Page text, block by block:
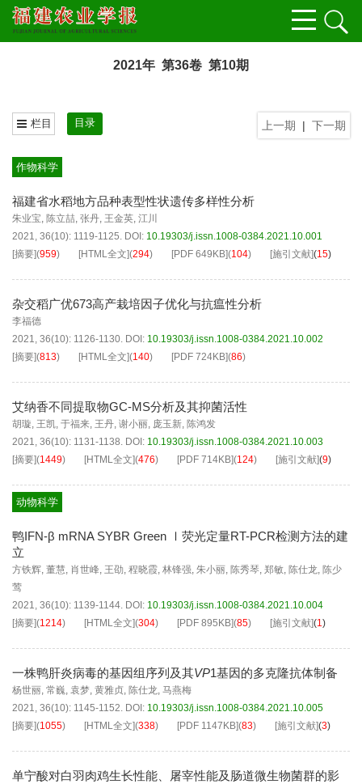
2021年 第36卷 第10期
上一期 | 下一期
栏目 目录
作物科学
福建省水稻地方品种表型性状遗传多样性分析
朱业宝, 陈立喆, 张丹, 王金英, 江川
2021, 36(10): 1119-1125. DOI: 10.19303/j.issn.1008-0384.2021.10.001
[摘要](959) [HTML全文](294) [PDF 649KB](104) [施引文献](15)
杂交稻广优673高产栽培因子优化与抗瘟性分析
李福德
2021, 36(10): 1126-1130. DOI: 10.19303/j.issn.1008-0384.2021.10.002
[摘要](813) [HTML全文](140) [PDF 724KB](86)
艾纳香不同提取物GC-MS分析及其抑菌活性
胡璇, 王凯, 于福来, 王丹, 谢小丽, 庞玉新, 陈鸿发
2021, 36(10): 1131-1138. DOI: 10.19303/j.issn.1008-0384.2021.10.003
[摘要](1449) [HTML全文](476) [PDF 714KB](124) [施引文献](9)
动物科学
鸭IFN-β mRNA SYBR Green Ⅰ荧光定量RT-PCR检测方法的建
立
方铁辉, 董慧, 肖世峰, 王劭, 程晓霞, 林锋强, 朱小丽, 陈秀琴, 郑敏, 陈仕龙, 陈少
莺
2021, 36(10): 1139-1144. DOI: 10.19303/j.issn.1008-0384.2021.10.004
[摘要](1214) [HTML全文](304) [PDF 895KB](85) [施引文献](1)
一株鸭肝炎病毒的基因组序列及其VP1基因的多克隆抗体制备
杨世丽, 常巍, 袁梦, 黄雅贞, 陈仕龙, 马燕梅
2021, 36(10): 1145-1152. DOI: 10.19303/j.issn.1008-0384.2021.10.005
[摘要](1055) [HTML全文](338) [PDF 1147KB](83) [施引文献](3)
单宁酸对白羽肉鸡生长性能、屠宰性能及肠道微生物菌群的影